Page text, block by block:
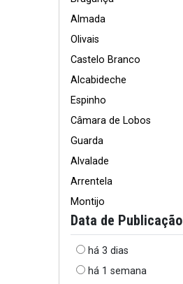
Almada
Olivais
Castelo Branco
Alcabideche
Espinho
Câmara de Lobos
Guarda
Alvalade
Arrentela
Montijo
Data de Publicação
há 3 dias
há 1 semana